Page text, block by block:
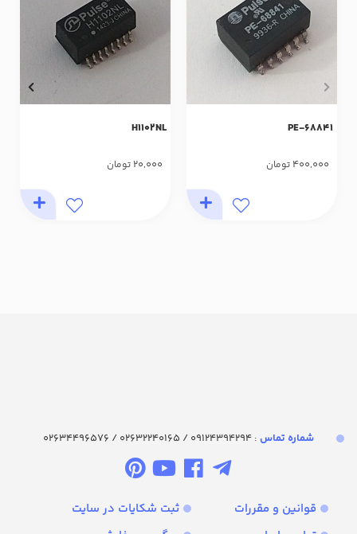
PE-68841
400,000 تومان
H1102NL
20,000 تومان
شماره تماس‌ : 09124394294 / 02632240165 / 02634496576
قوانین و مقررات
ثبت شکایات در سایت